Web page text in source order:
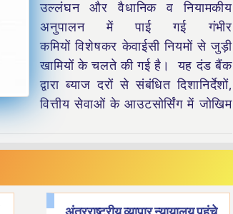
उल्लंघन और वैधानिक व नियामकीय
अनुपालन में पाई गई गंभीर
कमियों विशेषकर केवाईसी नियमों से जुड़ी
खामियों के चलते की गई है। यह दंड बैंक
द्वारा ब्याज दरों से संबंधित दिशानिर्देशों,
वित्तीय सेवाओं के आउटसोर्सिंग में जोखिम